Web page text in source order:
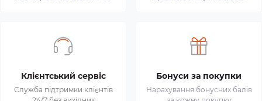
Клієнтський сервіс
Служба підтримки клієнтів
Бонуси за покупки
Нарахування бонусних балів